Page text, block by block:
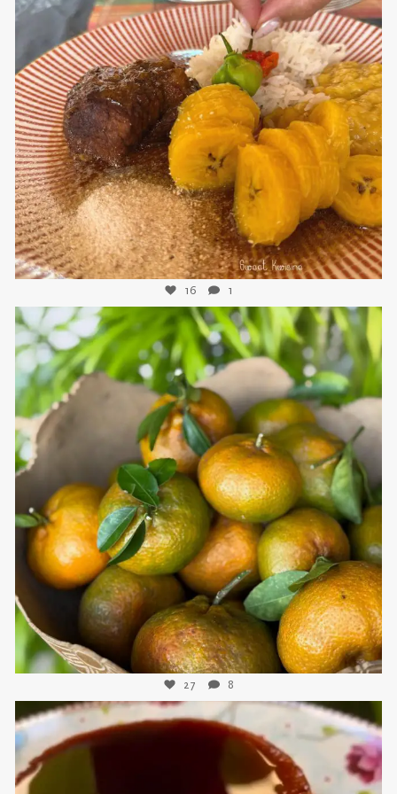
sweetkwisine
Nov 25
16 1
sweetkwisine
Nov 21
27 8